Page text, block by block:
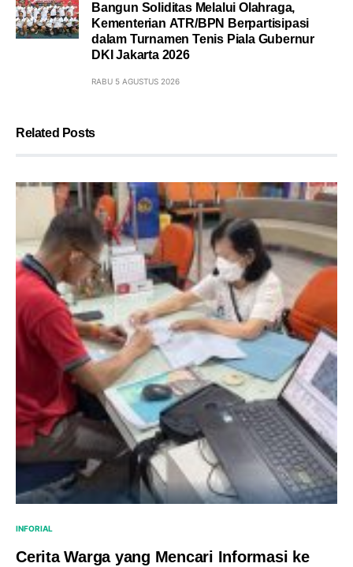
Bangun Soliditas Melalui Olahraga,
Kementerian ATR/BPN Berpartisipasi
dalam Turnamen Tenis Piala Gubernur
DKI Jakarta 2026
RABU 5 AGUSTUS 2026
Related Posts
INFORIAL
Cerita Warga yang Mencari Informasi ke